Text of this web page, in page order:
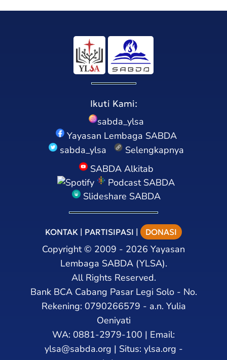
Ikuti Kami:
sabda_ylsa
Yayasan Lembaga SABDA
sabda_ylsa
Selengkapnya
SABDA Alkitab
Podcast SABDA
Slideshare SABDA
KONTAK | PARTISIPASI | DONASI
Copyright© 2009 - 2026 Yayasan
Lembaga SABDA (YLSA).
All Rights Reserved.
Bank BCA Cabang Pasar Legi Solo - No.
Rekening: 0790266579 - a.n. Yulia
Oeniyati
WA: 0881-2979-100 | Email:
ylsa@sabda.org | Situs: ylsa.org -